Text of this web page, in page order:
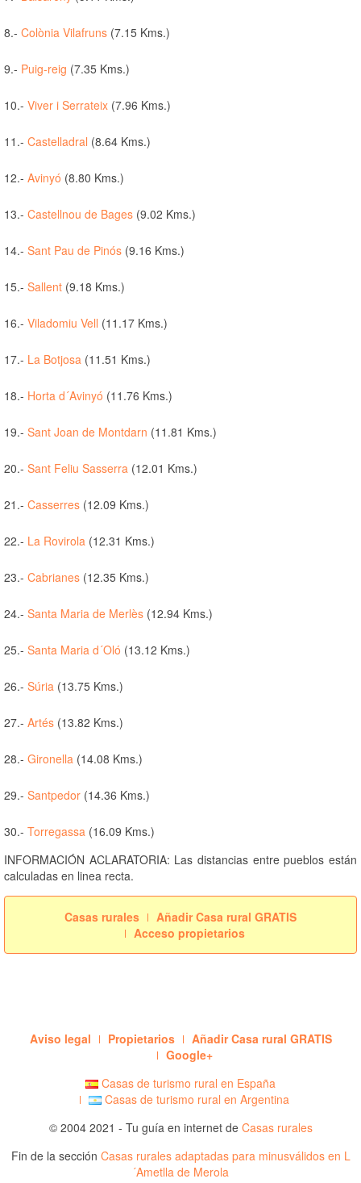
8.- Colònia Vilafruns (7.15 Kms.)
9.- Puig-reig (7.35 Kms.)
10.- Viver i Serrateix (7.96 Kms.)
11.- Castelladral (8.64 Kms.)
12.- Avinyó (8.80 Kms.)
13.- Castellnou de Bages (9.02 Kms.)
14.- Sant Pau de Pinós (9.16 Kms.)
15.- Sallent (9.18 Kms.)
16.- Viladomiu Vell (11.17 Kms.)
17.- La Botjosa (11.51 Kms.)
18.- Horta d´Avinyó (11.76 Kms.)
19.- Sant Joan de Montdarn (11.81 Kms.)
20.- Sant Feliu Sasserra (12.01 Kms.)
21.- Casserres (12.09 Kms.)
22.- La Rovirola (12.31 Kms.)
23.- Cabrianes (12.35 Kms.)
24.- Santa Maria de Merlès (12.94 Kms.)
25.- Santa Maria d´Oló (13.12 Kms.)
26.- Súria (13.75 Kms.)
27.- Artés (13.82 Kms.)
28.- Gironella (14.08 Kms.)
29.- Santpedor (14.36 Kms.)
30.- Torregassa (16.09 Kms.)
INFORMACIÓN ACLARATORIA: Las distancias entre pueblos están
calculadas en linea recta.
Casas rurales
Añadir Casa rural GRATIS
Acceso propietarios
Aviso legal Propietarios
Añadir Casa rural GRATIS
Google+
Casas de turismo rural en España
Casas de turismo rural en Argentina
© 2004 2021 - Tu guía en internet de Casas rurales
Fin de la sección Casas rurales adaptadas para minusválidos en L
´Ametlla de Merola